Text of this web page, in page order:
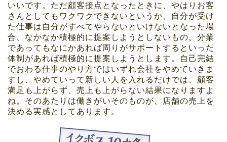
いいです。ただ顧客接点となったときに、やはりお客
さんとしてもワクワクできないというか、自分が受け
た仕事は自分がすべてやらないといけないとなった場
合、なかなか積極的に提案しようとしないもの。分業
であってもなにかあれば周りがサポートするといった
体制があれば積極的に提案しようとします。自己完結
でおわる仕事のやり方ではいずれ会社をやめていきま
すし、やめていって新しい人を入れるだけでは、顧客
満足も上がらず、売上も上がらない結果になりますよ
ね。そのあたりは働きがいそのものが、店舗の売上を
決める実感としてあります。